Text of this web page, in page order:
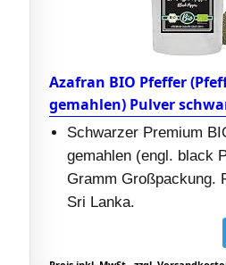
Azafran BIO Pfeffer
gemahlen) Pulver
Schwarzer Premium
gemahlen (engl. black
Gramm Großpackung.
Sri Lanka.